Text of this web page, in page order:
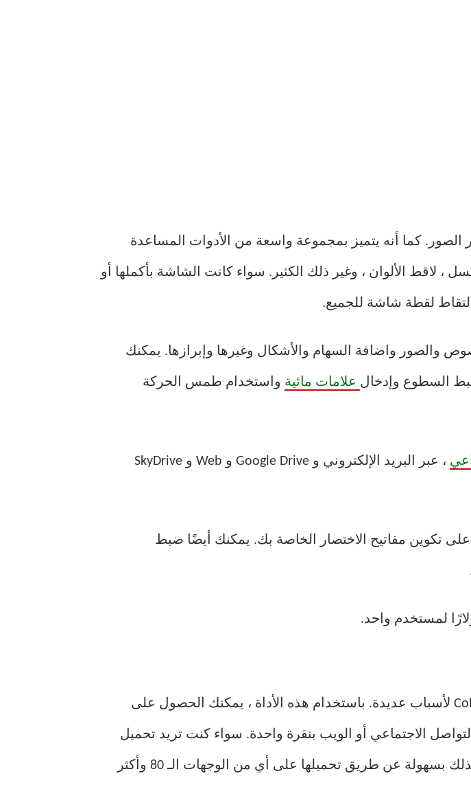
الصور. كما أنه يتميز بمجموعة واسعة من الأدوات المساعدة
لاقط الألوان ، وغير ذلك الكثير. سواء كانت الشاشة بأكملها أو
لقطة شاشة للجميع.
والصور واضافة السهام والأشكال وغيرها وإبرازها. يمكنك
السطوع وإدخال علامات مائية واستخدام طمس الحركة
، عبر البريد الإلكتروني و Google Drive و Web و SkyDrive
تكوين مفاتيح الاختصار الخاصة بك. يمكنك أيضًا ضبط
يعد هذا البرنامج المجاني والمفتوح المصدر بديلاً رائعًا عن Colorpic لأسباب عديدة. باستخدام هذه الأداة ، يمكنك الحصول على
الاجتماعي أو الويب بنقرة واحدة. سواء كنت تريد تحميل
ملفات نصية أو صور أو أي نوع آخر من الملفات ، يمكنك القيام بذلك بسهولة عن طريق تحميلها على أي من الوجهات الـ 80 وأكثر